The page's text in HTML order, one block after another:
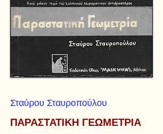
Σταύρου Σταυροπούλου
ΠΑΡΑΣΤΑΤΙΚΗ ΓΕΩΜΕΤΡΙΑ